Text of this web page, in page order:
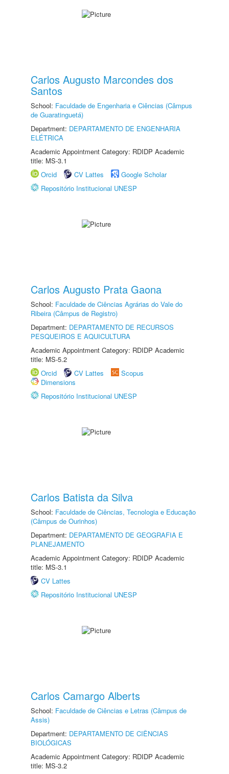
Carlos Augusto Marcondes dos
Santos
School: Faculdade de Engenharia e Ciências (Câmpus
de Guaratinguetá)
Department: DEPARTAMENTO DE ENGENHARIA
ELÉTRICA
Academic Appointment Category: RDIDP Academic
title: MS-3.1
Orcid
CV Lattes
Google Scholar
Repositório Institucional UNESP
Carlos Augusto Prata Gaona
School: Faculdade de Ciências Agrárias do Vale do
Ribeira (Câmpus de Registro)
Department: DEPARTAMENTO DE RECURSOS
PESQUEIROS E AQUICULTURA
Academic Appointment Category: RDIDP Academic
title: MS-5.2
Orcid
CV Lattes
Scopus
Dimensions
Repositório Institucional UNESP
Carlos Batista da Silva
School: Faculdade de Ciências, Tecnologia e Educação
(Câmpus de Ourinhos)
Department: DEPARTAMENTO DE GEOGRAFIA E
PLANEJAMENTO
Academic Appointment Category: RDIDP Academic
title: MS-3.1
CV Lattes
Repositório Institucional UNESP
Carlos Camargo Alberts
School: Faculdade de Ciências e Letras (Câmpus de
Assis)
Department: DEPARTAMENTO DE CIÊNCIAS
BIOLÓGICAS
Academic Appointment Category: RDIDP Academic
title: MS-3.2